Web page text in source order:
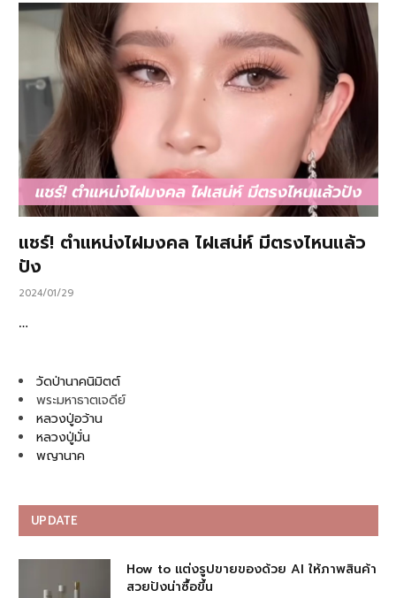
แชร์! ตำแหน่งไฝมงคล ไฝเสน่ห์ มีตรงไหนแล้ว
ปัง
2024/01/29
…
วัดป่านาคนิมิตต์
พระมหาธาตเจดีย์
หลวงปู่อว้าน
หลวงปู่มั่น
พญานาค
UPDATE
How to แต่งรูปขายของด้วย AI ให้ภาพสินค้า
สวยปังน่าซื้อขึ้น